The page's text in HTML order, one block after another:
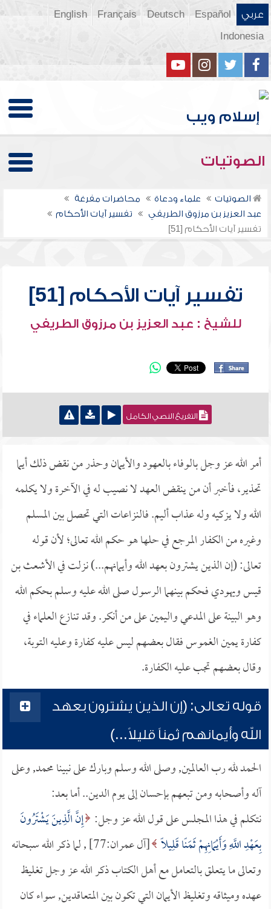
عربي Español
Deutsch
Français
English
Indonesia
الصوتيات
الصوتيات علماء ودعاة
محاضرات مفرغة
عبد العزيز بن مرزوق الطريفي
تفسير آيات الأحكام
تفسير آيات الأحكام [51]
تفسير آيات الأحكام [51]
للشيخ : عبد العزيز بن مرزوق الطريفي
التفريغ النصي الكامل
أمر الله عز وجل بالوفاء بالعهود والأيمان وحذر من نقض ذلك أيما
تحذير، فأخبر أن من ينقض العهد لا نصيب له في الآخرة ولا يكلمه
الله ولا يزكيه وله عذاب أليم. فالنزاعات التي تحصل بين المسلم
وغيره من الكفار المرجع في حلها هو حكم الله تعالى؛ لأن قوله
تعالى: (إن الذين يشترون بعهد الله وأيمانهم...) نزلت في الأشعث بن
قيس ويهودي فحكم بينهما الرسول صلى الله عليه وسلم بحكم الله
وهو البينة على المدعي واليمين على من أنكر. وقد تنازع العلماء في
كفارة يمين الغموس فقال بعضهم ليس عليه كفارة وعليه التوبة،
وقال بعضهم تجب عليه الكفارة.
قوله تعالى: (إن الذين يشترون بعهد
الله وأيمانهم ثمناً قليلاً...)
الحمد لله رب العالمين, وصلى الله وسلم وبارك على نبينا محمد, وعلى
آله وأصحابه ومن تبعهم بإحسان إلى يوم الدين.. أما بعد:
نتكلم في هذا المجلس على قول الله عز وجل: إِنَّ الَّذِينَ يَشْتَرُونَ
بِعَهْدِ اللَّهِ وَأَيْمَانِهِمْ ثَمَنًا قَلِيلًا
[آل عمران:77] , لما ذكر الله سبحانه
وتعالى ما يتعلق بالتعامل مع أهل الكتاب ذكر الله عز وجل تغليظ
عهده وميثاقه وتغليظ الأيمان التي تكون بين المتعاقدين, سواء كان